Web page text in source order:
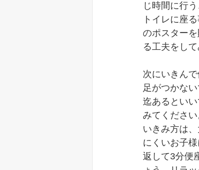
じ時間に行う
トイレに座
のポスター
る工夫をし
次にいきん
足がつかな
迄あるとい
みてくださ
いきみ方は
にくいお子
返して3分便